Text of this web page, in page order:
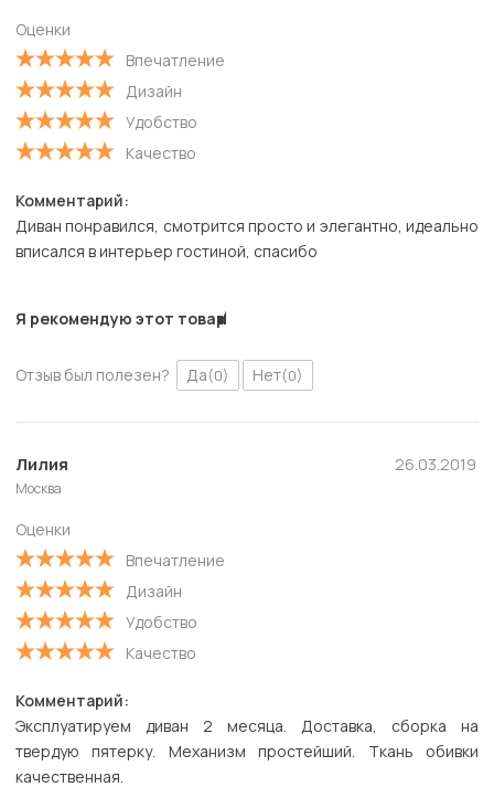
Оценки
Впечатление
Дизайн
Удобство
Качество
Комментарий:
Диван понравился, смотрится просто и элегантно, идеально
вписался в интерьер гостиной, спасибо
Я рекомендую этот товар
Отзыв был полезен? Да(0) Нет(0)
Лилия
Москва
Оценки
Впечатление
Дизайн
Удобство
Качество
26.03.2019
Комментарий:
Эксплуатируем диван 2 месяца. Доставка, сборка на
твердую пятерку. Механизм простейший. Ткань обивки
качественная.